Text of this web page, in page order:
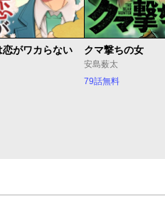
恋がワカらない クマ撃ちの女
安島薮太
79話無料